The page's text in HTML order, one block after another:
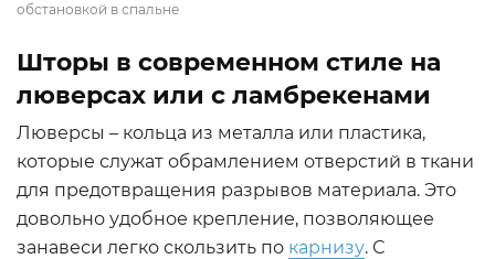
обстановкой в спальне
Шторы в современном стиле на
люверсах или с ламбрекенами
Люверсы – кольца из металла или пластика,
которые служат обрамлением отверстий в ткани
для предотвращения разрывов материала. Это
довольно удобное крепление, позволяющее
занавеси легко скользить по карнизу. С